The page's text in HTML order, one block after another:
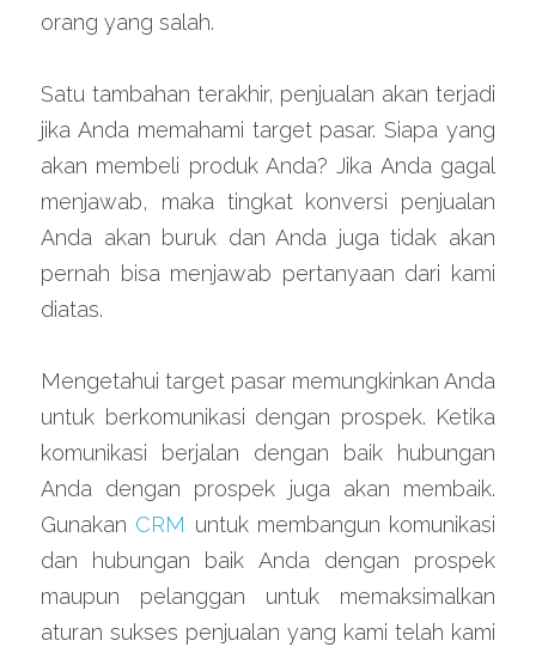
orang yang salah.
Satu tambahan terakhir, penjualan akan terjadi
jika Anda memahami target pasar. Siapa yang
akan membeli produk Anda? Jika Anda gagal
menjawab, maka tingkat konversi penjualan
Anda akan buruk dan Anda juga tidak akan
pernah bisa menjawab pertanyaan dari kami
diatas.
Mengetahui target pasar memungkinkan Anda
untuk berkomunikasi dengan prospek. Ketika
komunikasi berjalan dengan baik hubungan
Anda dengan prospek juga akan membaik.
Gunakan CRM untuk membangun komunikasi
dan hubungan baik Anda dengan prospek
maupun pelanggan untuk memaksimalkan
aturan sukses penjualan yang kami telah kami